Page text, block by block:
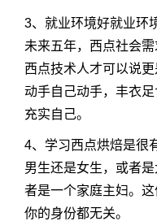
3、就业环境好就业环
未来五年，西点社会
西点技术人才可以说
动手自己动手，丰衣
充实自己。
4、学习西点烘焙是很
男生还是女生，或者
者是一个家庭主妇。这
你的身份都无关。